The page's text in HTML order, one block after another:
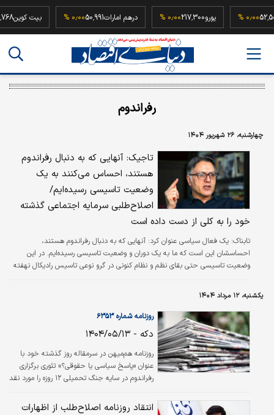
52,500,000 یورو217,300 درهم امارات50,991 بیت
رفراندوم
چهارشنبه، ۲۶ شهریور ۱۴۰۴
تاجیک: آنهایی که به دنبال رفراندوم
هستند، احساس می‌کنند به یک
وضعیت تاسیسی رسیده‌ایم/
اصلاح‌طلبی سرمایه اجتماعی گذشته
خود را به کلی از دست داده است
تابناک: یک فعال سیاسی عنوان کرد: آنهایی که به دنبال رفراندوم هستند،
احساسشان این است که ما به یک دوران و وضعیت تاسیسی رسیده‌ایم. در این
وضعیت تاسیسی حتی بقای نظم و نظام کنونی در گرو نوعی تاسیس رادیکال نهفته
محافظه‌کارانه مشکل را حل کنیم.
یکشنبه، ۱۲ مرداد ۱۴۰۴
روزنامه شماره ۶۳۵۳
دکه - ۱۴۰۴/۰۵/۱۳
روزنامه هم‌میهن در سرمقاله روز گذشته خود با
عنوان «پاسخ سیاسی یا حقوقی؟» تئوری برگزاری
رفراندوم در سایه جنگ تحمیلی ۱۲ روزه را مورد نقد
سرمقاله نوشته است که «رفراندوم را می‌توان
انتقاد روزنامه اصلاح‌طلب از اظهارات